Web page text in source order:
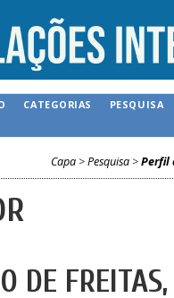
CATEGORIAS
PESQUISA
Capa >Pesquisa >Perfil
DE